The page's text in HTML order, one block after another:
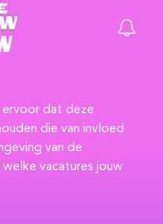
ervoor dat deze
die van invloed
van de
vacatures jouw